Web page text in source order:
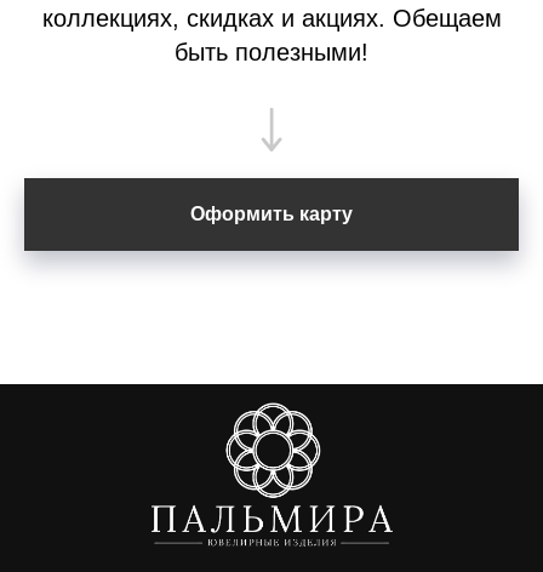
коллекциях, скидках и акциях. Обещаем
быть полезными!
Оформить карту